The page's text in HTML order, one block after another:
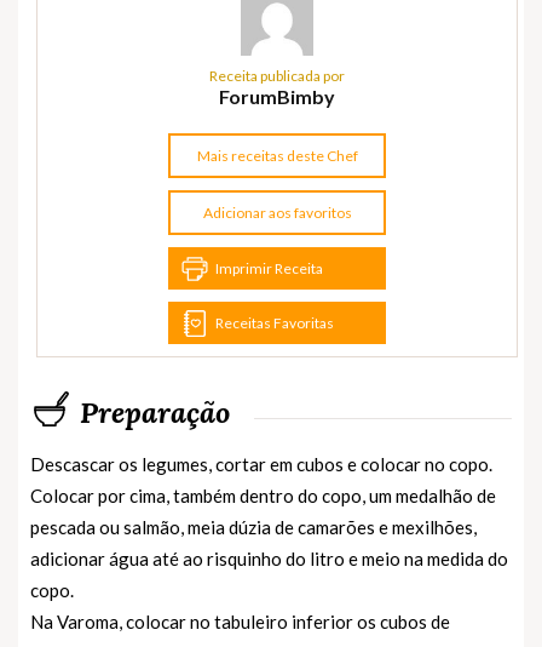
Receita publicada por
ForumBimby
Mais receitas deste Chef
Adicionar aos favoritos
Imprimir Receita
Receitas Favoritas
Preparação
Descascar os legumes, cortar em cubos e colocar no copo.
Colocar por cima, também dentro do copo, um medalhão de
pescada ou salmão, meia dúzia de camarões e mexilhões,
adicionar água até ao risquinho do litro e meio na medida do
copo.
Na Varoma, colocar no tabuleiro inferior os cubos de